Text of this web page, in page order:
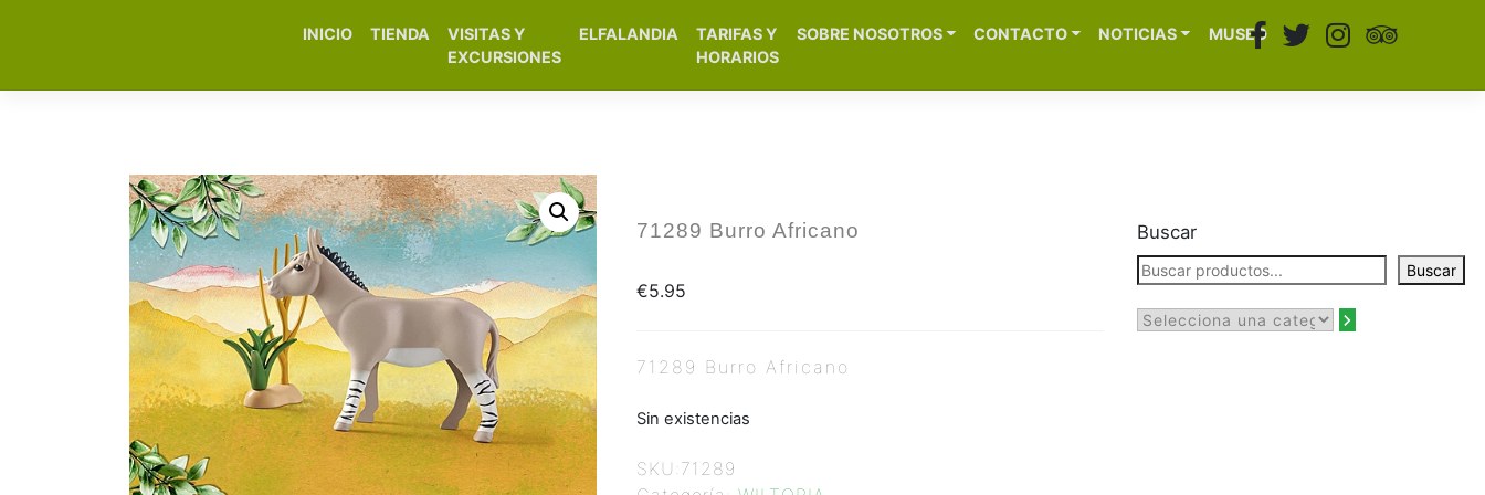
Elfa Experience – Onil – Alicante
INICIO TIENDA
VISITAS Y
EXCURSIONES
ELFALANDIA
TARIFAS Y
HORARIOS
SOBRE NOSOTROS CONTACTO NOTICIAS MUSEO
71289 Burro Africano
€5.95
71289 Burro Africano
Sin existencias
SKU: 71289
Buscar
Buscar